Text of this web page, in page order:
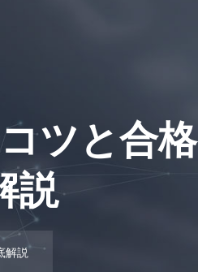
ツと合格
説
解説